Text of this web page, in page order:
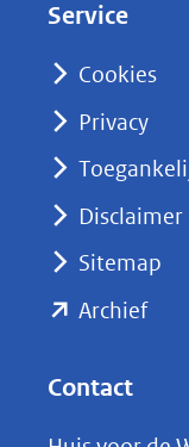
naar
Service
Cookies
Privacy
Disclaimer
Sitemap
Archief
Contact